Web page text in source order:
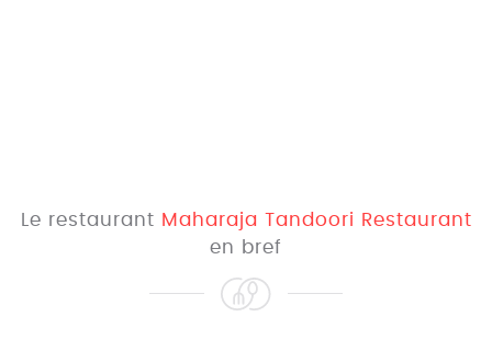
Le restaurant Maharaja Tandoori Restaurant
en bref